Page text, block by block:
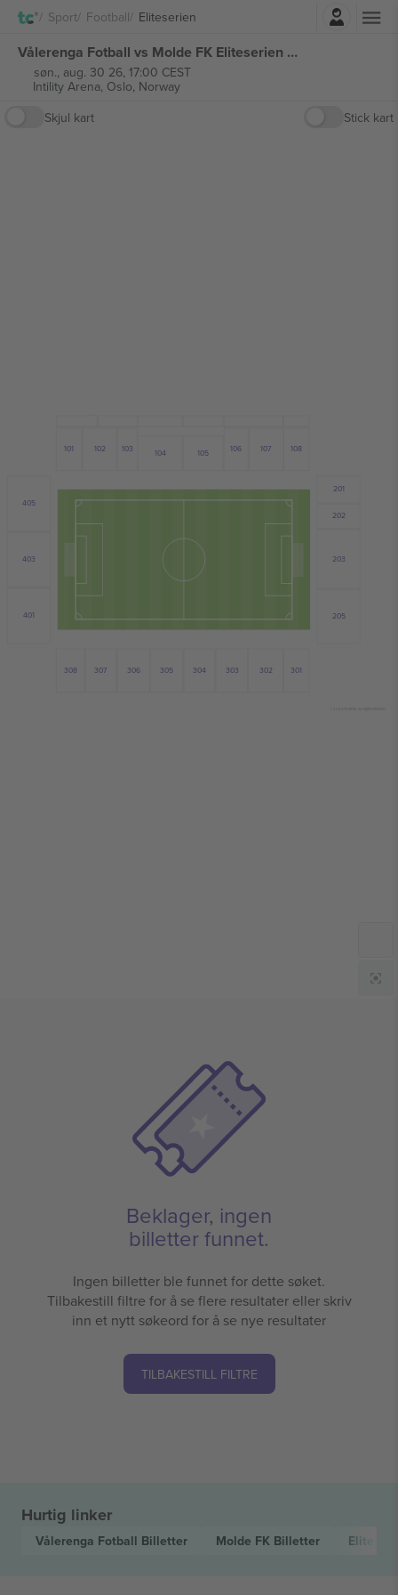
Sport Football Eliteserien
Vålerenga Fotball vs Molde FK Eliteserien billetter
søn., aug. 30 26, 17:00 CEST
Intility Arena, Oslo, Norway
Skjul kart
Stick kart
301
302
303
304
305
306
307
308
101 102 103 104 105 106 107 108
203
205
401
403
405
201
202
Beklager, ingen
billetter funnet.
Ingen billetter ble funnet for dette søket.
Tilbakestill filtre for å se flere resultater eller skriv
inn et nytt søkeord for å se nye resultater
TILBAKESTILL FILTRE
Hurtig linker
Vålerenga Fotball Billetter Molde FK Billetter